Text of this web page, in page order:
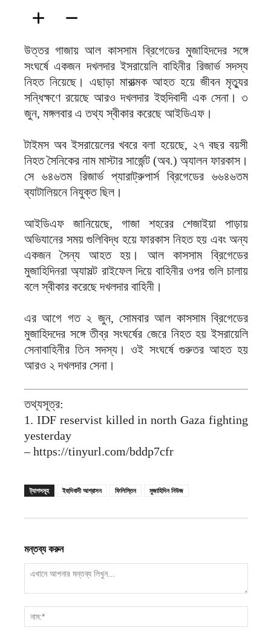
উত্তর গাজায় আল কাসসাম ব্রিগেডের মুজাহিদদের সঙ্গে
সংঘর্ষে একজন দখলদার ইসরায়েলি বাহিনীর রিজার্ভ সদস্য
নিহত নিয়েছে। এছাড়া মারাত্মক আহত হয়ে জীবন মৃত্যুর
সন্ধিক্ষণে রয়েছে আরও দখলদার ইহুদিবাদী এক সেনা। ৩
জুন, মঙ্গলবার এ তথ্য স্বীকার করেছে আইডিএফ।
টাইমস অব ইসরায়েলের খবরে বলা হয়েছে, ২৭ বছর বয়সী
নিহত সৈনিকের নাম মাস্টার সার্জেন্ট (অব.) অ্যালন ফারকাস।
সে ৬৪৬তম রিজার্ভ প্যারাট্রুপার্স ব্রিগেডের ৬৬৪৬তম
ব্যাটালিয়নে নিযুক্ত ছিল।
আইডিএফ জানিয়েছে, গাজা শহরের শেজাইয়া পাড়ায়
অভিযানের সময় গুলিবিদ্ধ হয়ে ফারকাস নিহত হয় এবং অন্য
একজন সৈন্য আহত হয়। আল কাসসাম ব্রিগেডের
মুজাহিদিনরা অ্যাসল্ট রাইফেল দিয়ে বাহিনীর ওপর গুলি চালায়
বলে স্বীকার করেছে দখলদার বাহিনী।
এর আগে গত ২ জুন, সোমবার আল কাসসাম ব্রিগেডের
মুজাহিদদের সঙ্গে তীব্র সংঘর্ষের জেরে নিহত হয় ইসরায়েলি
সেনাবাহিনীর তিন সদস্য। ওই সংঘর্ষে গুরুতর আহত হয়
আরও ২ দখলদার সেনা।
তথ্যসূত্র:
1. IDF reservist killed in north Gaza fighting
yesterday
– https://tinyurl.com/bddp7cfr
ট্যাগসমূহ ইহুদিবাদী আগ্রাসন ফিলিস্তিন মুজাহিদিন নিউজ
মন্তব্য করুন